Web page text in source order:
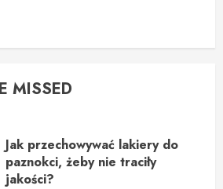
MISSED
Jak przechowywać lakiery do
paznokci, żeby nie traciły
jakości?